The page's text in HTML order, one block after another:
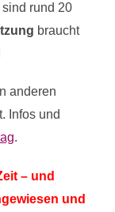
rund 20
braucht
anderen
Infos und
.
– und
und